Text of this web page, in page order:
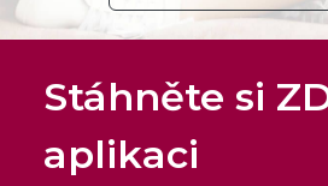
Stáhněte si
aplikaci